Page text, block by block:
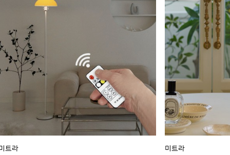
트라 미트라